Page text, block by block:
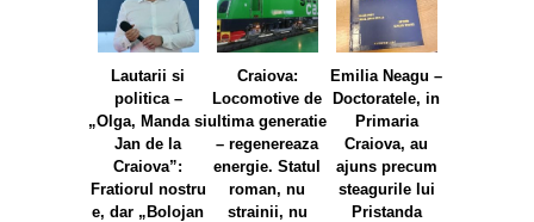
Lautarii si
politica –
„Olga, Manda si
Jan de la
Craiova”:
Fratiorul nostru
e, dar „Bolojan
Craiova:
Locomotive de
ultima generatie
– regenereaza
energie. Statul
roman, nu
strainii, nu
Emilia Neagu –
Doctoratele, in
Primaria
Craiova, au
ajuns precum
steagurile lui
Pristanda